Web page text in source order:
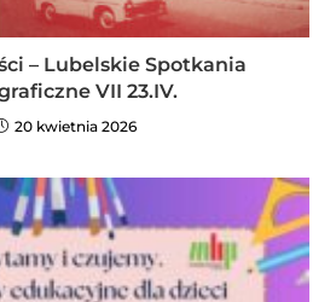
– Lubelskie Spotkania
VII 23.IV.
20 kwietnia 2026